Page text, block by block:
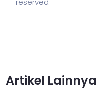
reserved.
Artikel